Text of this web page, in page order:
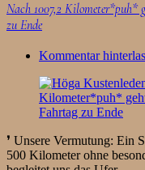
Nach 1007,2 Kilometer*puh*
zu Ende
Kommentar
❜ Unsere Vermutung: Ein
500 Kilometer ohne